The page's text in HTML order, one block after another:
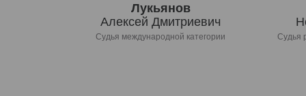
Лукьянов
Алексей Дмитриевич
Судья международной категории Судья